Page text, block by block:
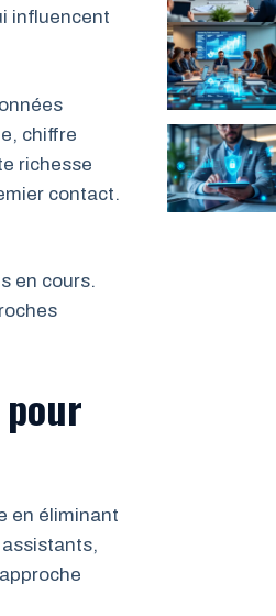
influencent
chiffre
richesse
contact.
en cours.
en éliminant